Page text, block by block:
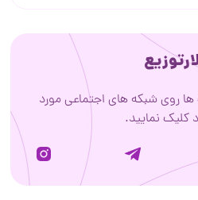
روی شبکه های اجتماعی مورد
کلیک نمایید.